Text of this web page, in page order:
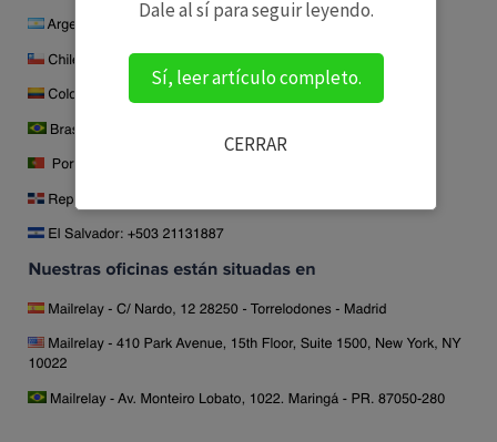
Dale al sí para seguir leyendo.
Sí, leer artículo completo.
CERRAR